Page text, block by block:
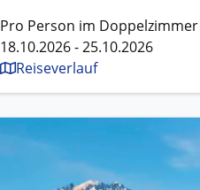
Pro Person im Doppelzimmer
18.10.2026 - 25.10.2026
Reiseverlauf